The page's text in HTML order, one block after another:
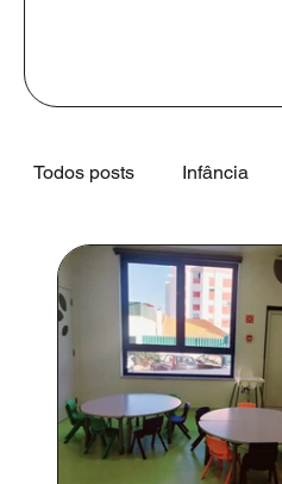
Todos posts Infância
Desenvolvimento